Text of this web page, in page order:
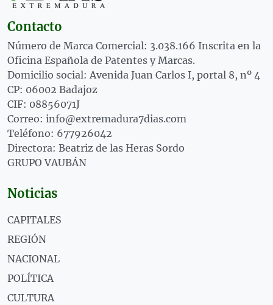
Contacto
Número de Marca Comercial: 3.038.166 Inscrita en la
Oficina Española de Patentes y Marcas.
Domicilio social: Avenida Juan Carlos I, portal 8, nº 4
CP: 06002 Badajoz
CIF: 08856071J
Correo: info@extremadura7dias.com
Teléfono: 677926042
Directora: Beatriz de las Heras Sordo
GRUPO VAUBÁN
Noticias
CAPITALES
REGIÓN
NACIONAL
POLÍTICA
CULTURA